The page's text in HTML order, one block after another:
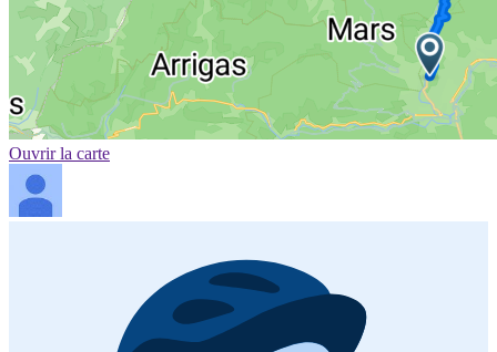
Ouvrir la carte